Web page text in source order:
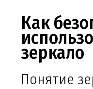
Как
зеркало
Понятие